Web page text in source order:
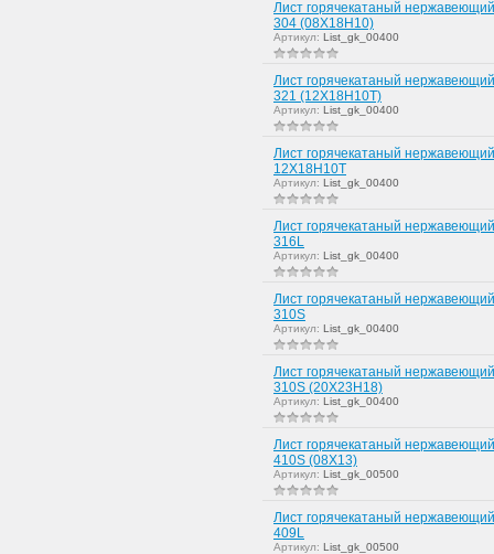
Лист горячекатаный
304 (08Х18Н10)
Артикул: List_gk_00400
Лист горячекатаный
321 (12Х18Н10Т)
Артикул: List_gk_00400
Лист горячекатаный
12Х18Н10Т
Артикул: List_gk_00400
Лист горячекатаный
316L
Артикул: List_gk_00400
Лист горячекатаный
310S
Артикул: List_gk_00400
Лист горячекатаный
310S (20Х23Н18)
Артикул: List_gk_00400
Лист горячекатаный
410S (08Х13)
Артикул: List_gk_00500
Лист горячекатаный
409L
Артикул: List_gk_00500